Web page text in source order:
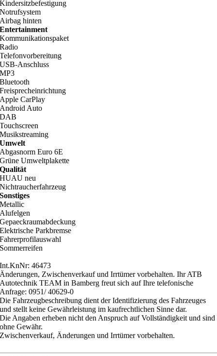
Kindersitzbefestigung
Notrufsystem
Airbag hinten
Entertainment
Kommunikationspaket
Radio
Telefonvorbereitung
USB-Anschluss
MP3
Bluetooth
Freisprecheinrichtung
Apple CarPlay
Android Auto
DAB
Touchscreen
Musikstreaming
Umwelt
Abgasnorm Euro 6E
Grüne Umweltplakette
Qualität
HUAU neu
Nichtraucherfahrzeug
Sonstiges
Metallic
Alufelgen
Gepaeckraumabdeckung
Elektrische Parkbremse
Fahrerprofilauswahl
Sommerreifen
Int.KnNr: 46473
Änderungen, Zwischenverkauf und Irrtümer vorbehalten. Ihr ATB
Autotechnik TEAM in Bamberg freut sich auf Ihre telefonische
Anfrage: 0951/ 40629-0
Die Fahrzeugbeschreibung dient der Identifizierung des Fahrzeuges
und stellt keine Gewährleistung im kaufrechtlichen Sinne dar.
Die Angaben erheben nicht den Anspruch auf Vollständigkeit und sind
ohne Gewähr.
Zwischenverkauf, Änderungen und Irrtümer vorbehalten.